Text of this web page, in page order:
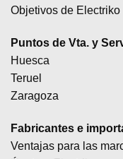
Objetivos de Electriko
Puntos de Vta. y
Huesca
Teruel
Zaragoza
Fabricantes e
Ventajas para las